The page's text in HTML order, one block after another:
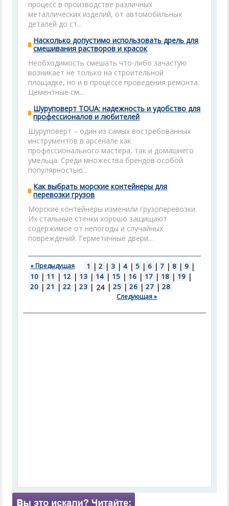
процесс в производстве различных
металлических изделий, от автомобильных
деталей до ст...
Насколько допустимо использовать дрель для
смешивания растворов и красок
Необходимость смешать что-либо зачастую
возникает не только на строительной
площадке, но и в процессе проведения ремонта.
Цементные см...
Шуруповерт TOUA: надежность и удобство для
профессионалов и любителей
Шуруповерт – один из самых востребованных
инструментов в арсенале как
профессионального мастера, так и домашнего
умельца. Среди множества брендов особой
популярностью...
Как выбрать морские контейнеры для
перевозки грузов
Морские контейнеры изменили грузоперевозки.
Их стальные стенки хорошо защищают
содержимое от непогоды и случайных
повреждений. Герметичные двери...
« Предыдущая 1 | 2 | 3 | 4 | 5 | 6 | 7 | 8 | 9 |
10 | 11 | 12 | 13 | 14 | 15 | 16 | 17 | 18 | 19 |
20 | 21 | 22 | 23 | 24 | 25 | 26 | 27 | 28
Следующая »